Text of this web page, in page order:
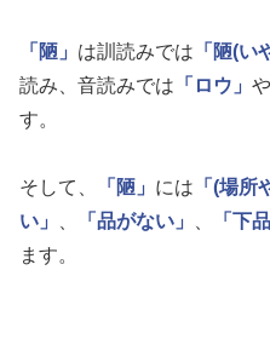
「陋」 は訓読みでは 「陋(い
読み、音読みでは 「ロウ」 や
す。
そして、 「陋」 には 「(場所
い」
「品がない」 「下
ます。